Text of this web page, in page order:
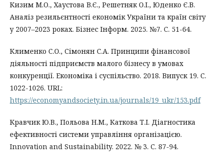
Кизим М.О., Хаустова В.Є., Решетняк О.І., Юденко Є.В.
Аналіз резильєнтності економік України та країн світу
у 2007–2023 роках. Бізнес Інформ. 2025. №7. C. 51-64.
Клименко С.О., Сімонян С.А. Принципи фінансової
діяльності підприємств малого бізнесу в умовах
конкуренції. Економіка і суспільство. 2018. Випуск 19. С.
1022-1026. URL:
https://economyandsociety.in.ua/journals/19_ukr/153.pdf
Кравчик Ю.В., Польова Н.М., Каткова Т.І. Діагностика
ефективності системи управління організацією.
Innovation and Sustainability. 2022. № 3. С. 87-94.